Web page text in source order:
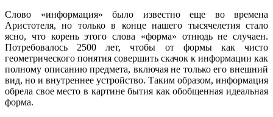
Слово «информация» было известно еще во времена
Аристотеля, но только в конце нашего тысячелетия стало
ясно, что корень этого слова «форма» отнюдь не случаен.
Потребовалось 2500 лет, чтобы от формы как чисто
геометрического понятия совершить скачок к информации как
полному описанию предмета, включая не только его внешний
вид, но и внутреннее устройство. Таким образом, информация
обрела свое место в картине бытия как обобщенная идеальная
форма.